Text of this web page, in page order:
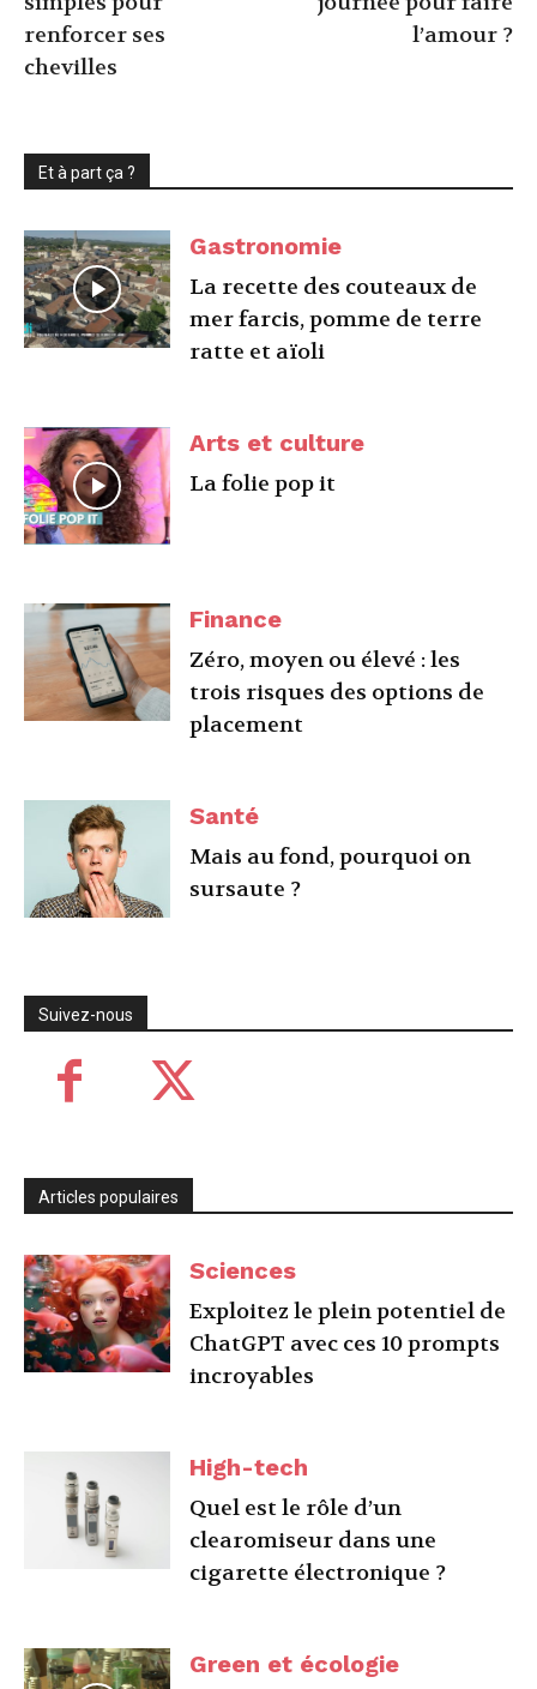
renforcer ses
chevilles
l’amour ?
Et à part ça ?
Gastronomie
La recette des couteaux de
mer farcis, pomme de terre
ratte et aïoli
Arts et culture
La folie pop it
Finance
Zéro, moyen ou élevé : les
trois risques des options de
placement
Santé
Mais au fond, pourquoi on
sursaute ?
Suivez-nous
Articles populaires
Sciences
Exploitez le plein potentiel de
ChatGPT avec ces 10 prompts
incroyables
High-tech
Quel est le rôle d’un
clearomiseur dans une
cigarette électronique ?
Green et écologie